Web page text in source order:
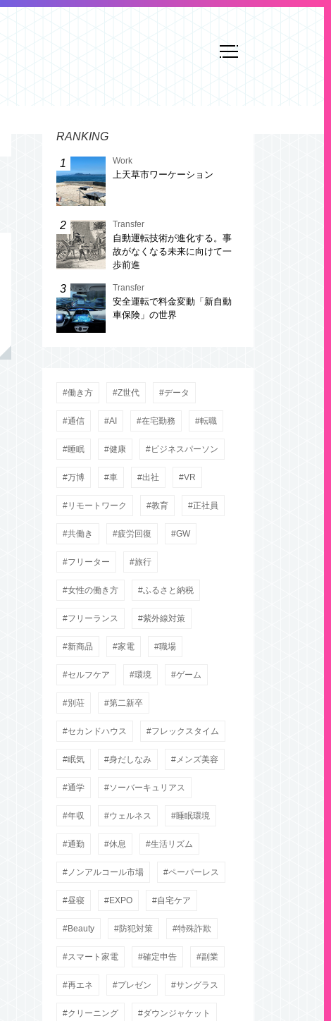
RANKING
Work
上天草市ワーケーション
Transfer
自動運転技術が進化する。事
故がなくなる未来に向けて一
歩前進
Transfer
安全運転で料金変動「新自動
車保険」の世界
働き方 Z世代 データ
通信 AI 在宅勤務 転職
睡眠 健康 ビジネスパーソン
万博 車 出社 VR
リモートワーク 教育 正社員
共働き 疲労回復 GW
フリーター 旅行
女性の働き方 ふるさと納税
フリーランス 紫外線対策
新商品 家電 職場
セルフケア 環境 ゲーム
別荘 第二新卒
セカンドハウス フレックスタイム
眠気 身だしなみ メンズ美容
通学 ソーバーキュリアス
年収 ウェルネス 睡眠環境
通勤 休息 生活リズム
ノンアルコール市場 ペーパーレス
昼寝 EXPO 自宅ケア
Beauty 防犯対策 特殊詐欺
スマート家電 確定申告 副業
再エネ プレゼン サングラス
クリーニング ダウンジャケット